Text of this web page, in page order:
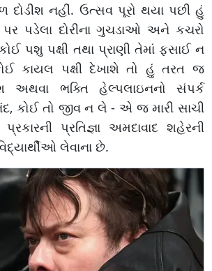
દોડીશ નહીં. ઉત્સવ પૂરો થયા પછી હું
પર પડેલા દોરીના ગુચડાઓ અને કચરો
પશુ પક્ષી તથા પ્રાણી તેમાં ફસાઈ ન
કાયલ પક્ષી દેખાશે તો હું તરત જ
અથવા ભક્તિ હેલ્પલાઇનનો સંપર્ક
કોઈ તો જીવ ન લે - એ જ મારી સાચી
પ્રતિજ્ઞા અમદાવાદ શહેરની
લેવાના છે.